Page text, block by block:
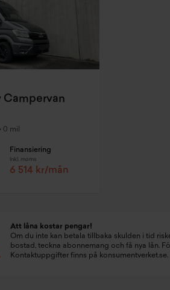
Campervan
• 0 mil
Finansiering
Inkl. moms
6 514 kr/mån
Att låna kostar pengar!
Om du inte kan betala tillbaka skulden i tid
bostad, teckna abonnemang och få nya lån.
Kontaktuppgifter finns på konsumentverket.se.